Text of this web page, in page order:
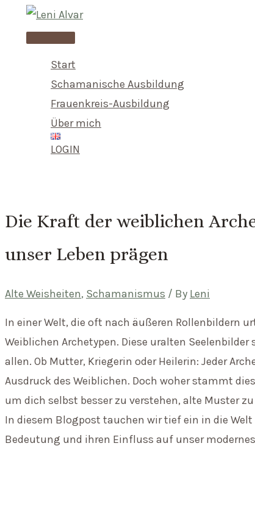
Main
Start
Schamanische Ausbildung
Frauenkreis-Ausbildung
Über mich
LOGIN
Die Kraft der weiblichen
unser Leben prägen
Alte Weisheiten, Schamanismus / By Leni
In einer Welt, die oft nach äußeren Rollenbildern
Weiblichen Archetypen. Diese uralten
allen. Ob Mutter, Kriegerin oder Heilerin: Jeder
Ausdruck des Weiblichen. Doch woher stammt
um dich selbst besser zu verstehen, alte Muster
In diesem Blogpost tauchen wir tief ein in die
Bedeutung und ihren Einfluss auf unser modernes